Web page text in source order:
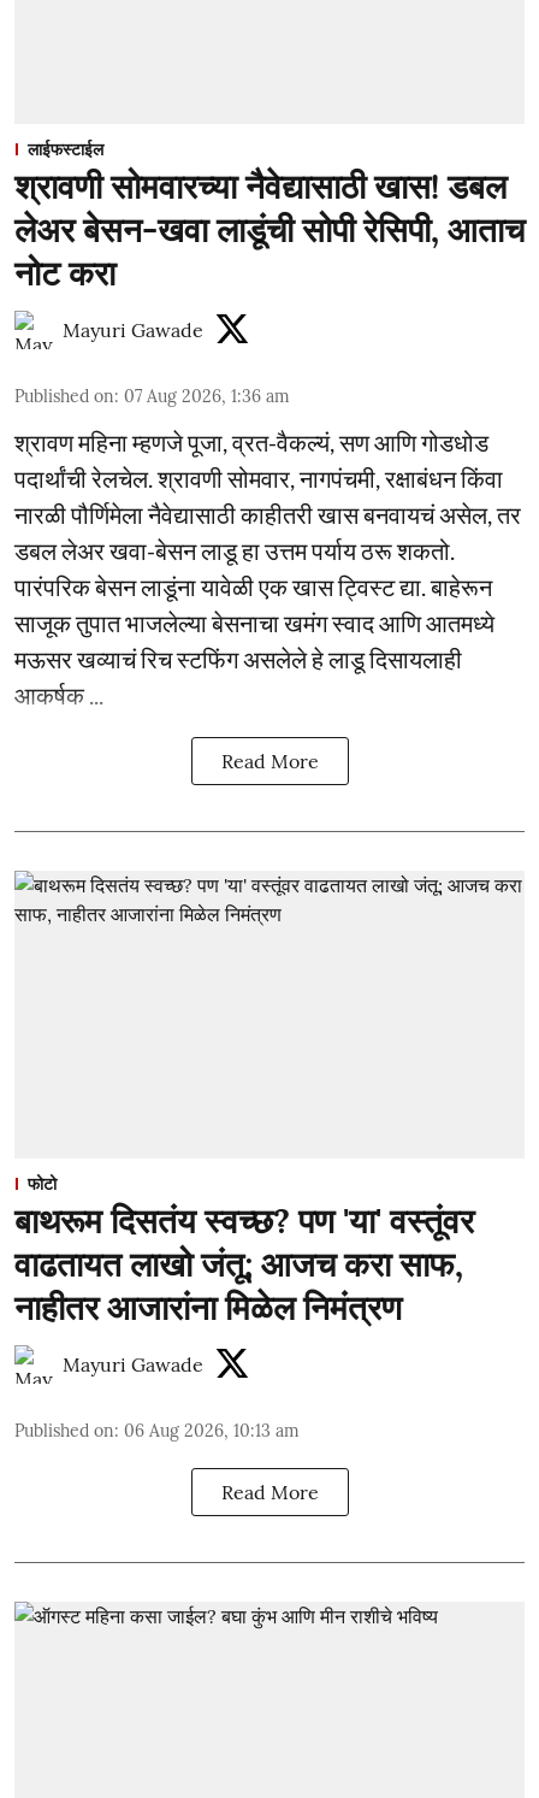
लाईफस्टाईल
श्रावणी सोमवारच्या नैवेद्यासाठी खास! डबल
लेअर बेसन-खवा लाडूंची सोपी रेसिपी, आताच
नोट करा
Mayuri Gawade
Published on: 07 Aug 2026, 1:36 am
श्रावण महिना म्हणजे पूजा, व्रत-वैकल्यं, सण आणि गोडधोड
पदार्थांची रेलचेल. श्रावणी सोमवार, नागपंचमी, रक्षाबंधन किंवा
नारळी पौर्णिमेला नैवेद्यासाठी काहीतरी खास बनवायचं असेल, तर
डबल लेअर खवा-बेसन लाडू हा उत्तम पर्याय ठरू शकतो.
पारंपरिक बेसन लाडूंना यावेळी एक खास ट्विस्ट द्या. बाहेरून
साजूक तुपात भाजलेल्या बेसनाचा खमंग स्वाद आणि आतमध्ये
मऊसर खव्याचं रिच स्टफिंग असलेले हे लाडू दिसायलाही
आकर्षक ...
Read More
फोटो
बाथरूम दिसतंय स्वच्छ? पण 'या' वस्तूंवर
वाढतायत लाखो जंतू; आजच करा साफ,
नाहीतर आजारांना मिळेल निमंत्रण
Mayuri Gawade
Published on: 06 Aug 2026, 10:13 am
Read More